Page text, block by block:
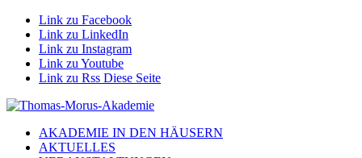
Link zu Facebook
Link zu LinkedIn
Link zu Instagram
Link zu Youtube
Link zu Rss Diese Seite
AKADEMIE IN DEN HÄUSERN
AKTUELLES